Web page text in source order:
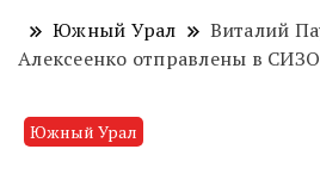
Южный Урал
Виталий
Алексеенко отправлены в СИЗО
Южный Урал